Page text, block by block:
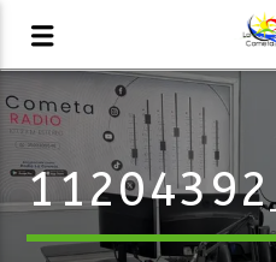
AUDIO
LA COMETA,